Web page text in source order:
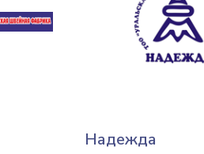
Надежда